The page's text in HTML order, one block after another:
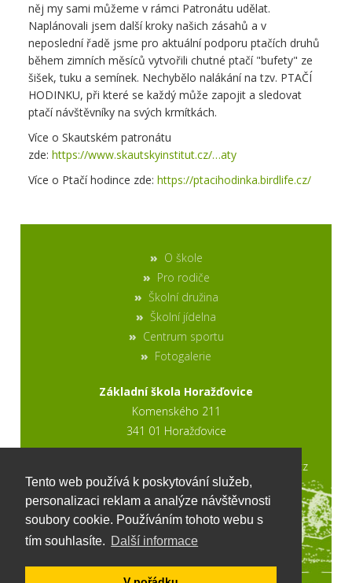
Tento web používá k poskytování služeb,
personalizaci reklam a analýze návštěvnosti
soubory cookie. Používáním tohoto webu s
tím souhlasíte. Další informace
něj my sami můžeme v rámci Patronátu udělat.
Naplánovali jsem další kroky našich zásahů a v
neposlední řadě jsme pro aktuální podporu ptačích druhů
během zimních měsíců vytvořili chutné ptačí "bufety" ze
šišek, tuku a semínek. Nechybělo nalákání na tzv. PTAČÍ
HODINKU, při které se každý může zapojit a sledovat
ptačí návštěvníky na svých krmítkách.
Více o Skautském patronátu
zde:https://www.skautskyinstitut.cz/…aty
Více o Ptačí hodince zde:https://ptacihodinka.birdlife.cz/
O škole
Pro rodiče
Školní družina
Školní jídelna
Centrum sportu
Fotogalerie
Základní škola Horažďovice
Komenského 211
341 01 Horažďovice
2017 © výroba stránek www.ptweb.cz